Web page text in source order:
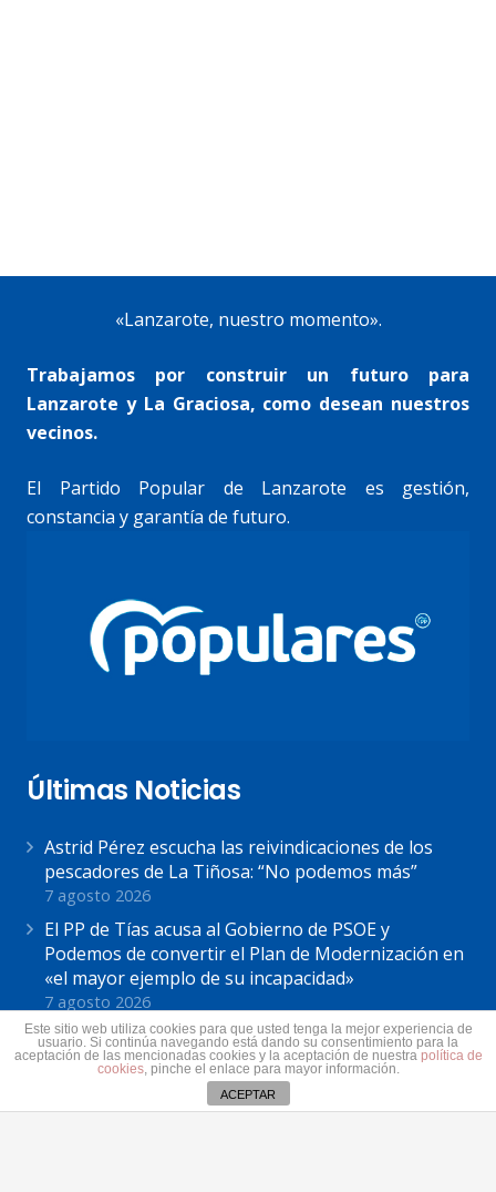
«Lanzarote, nuestro momento».
Trabajamos por construir un futuro para
Lanzarote y La Graciosa, como desean nuestros
vecinos.
El Partido Popular de Lanzarote es gestión,
constancia y garantía de futuro.
Últimas Noticias
Astrid Pérez escucha las reivindicaciones de los
pescadores de La Tiñosa: “No podemos más”
7 agosto 2026
El PP de Tías acusa al Gobierno de PSOE y
Podemos de convertir el Plan de Modernización en
«el mayor ejemplo de su incapacidad»
7 agosto 2026
Astrid Pérez: “Lanzarote y toda Canarias se
solidariza con Ceuta: España no puede seguir sin
una política migratoria de Estado”
31 julio 2026
Este sitio web utiliza cookies para que usted tenga la mejor experiencia de
usuario. Si continúa navegando está dando su consentimiento para la
aceptación de las mencionadas cookies y la aceptación de nuestra política de
cookies, pinche el enlace para mayor información.
ACEPTAR